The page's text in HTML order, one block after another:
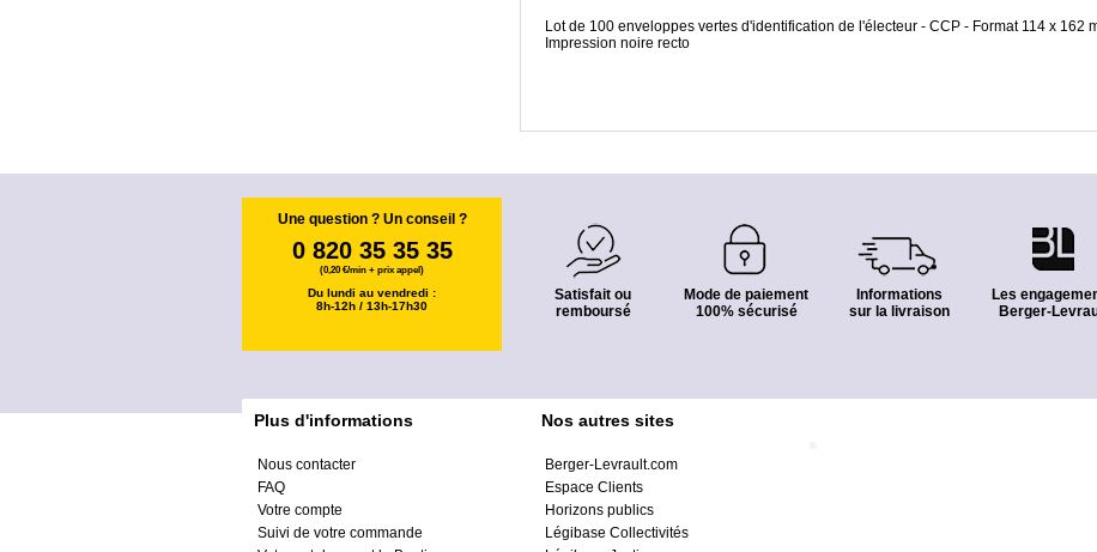
Lot de 100 enveloppes vertes d'identification de l'électeur - CCP - Format 114 x 162
Impression noire recto
Une question ? Un conseil ?
0 820 35 35 35
(0,20 €/min + prix appel)
Du lundi au vendredi :
8h-12h / 13h-17h30
Satisfait ou
remboursé
Mode de paiement
100% sécurisé
Informations
sur la livraison
Les
Berger-
Plus d'informations
Nous contacter
FAQ
Votre compte
Suivi de votre commande
Nos autres sites
Berger-Levrault.com
Espace Clients
Horizons publics
Légibase Collectivités